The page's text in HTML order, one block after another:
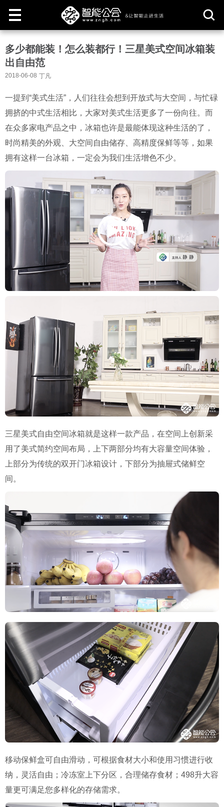
取
多少都能装！怎么装都行！三星美式空间冰箱装
出自由范
2018-06-08 丁凡
一提到“美式生活”，人们往往会想到开放式与大空间，与忙碌
拥挤的中式生活相比，大家对美式生活更多了一份向往。而
在众多家电产品之中，冰箱也许是最能体现这种生活的了，
时尚精美的外观、大空间自由储存、高精度保鲜等等，如果
拥有这样一台冰箱，一定会为我们生活增色不少。
三星美式自由空间冰箱就是这样一款产品，在空间上创新采
用了美式简约空间布局，上下两部分均有大容量空间体验，
上部分为传统的双开门冰箱设计，下部分为抽屉式储鲜空
间。
移动保鲜盒可自由滑动，可根据食材大小和使用习惯进行收
纳，灵活自由；冷冻室上下分区，合理储存食材；498升大容
量更可满足您多样化的存储需求。